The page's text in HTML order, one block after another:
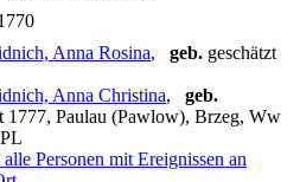
Anna Rosina, geb. geschätzt
Anna Christina, geb.
1777, Paulau (Pawlow), Brzeg, Ww